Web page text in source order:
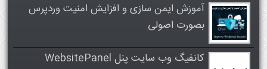
آموزش ایمن سازی و افزایش امنیت وردپرس
بصورت اصولی
کانفیگ وب سایت پنل WebsitePanel